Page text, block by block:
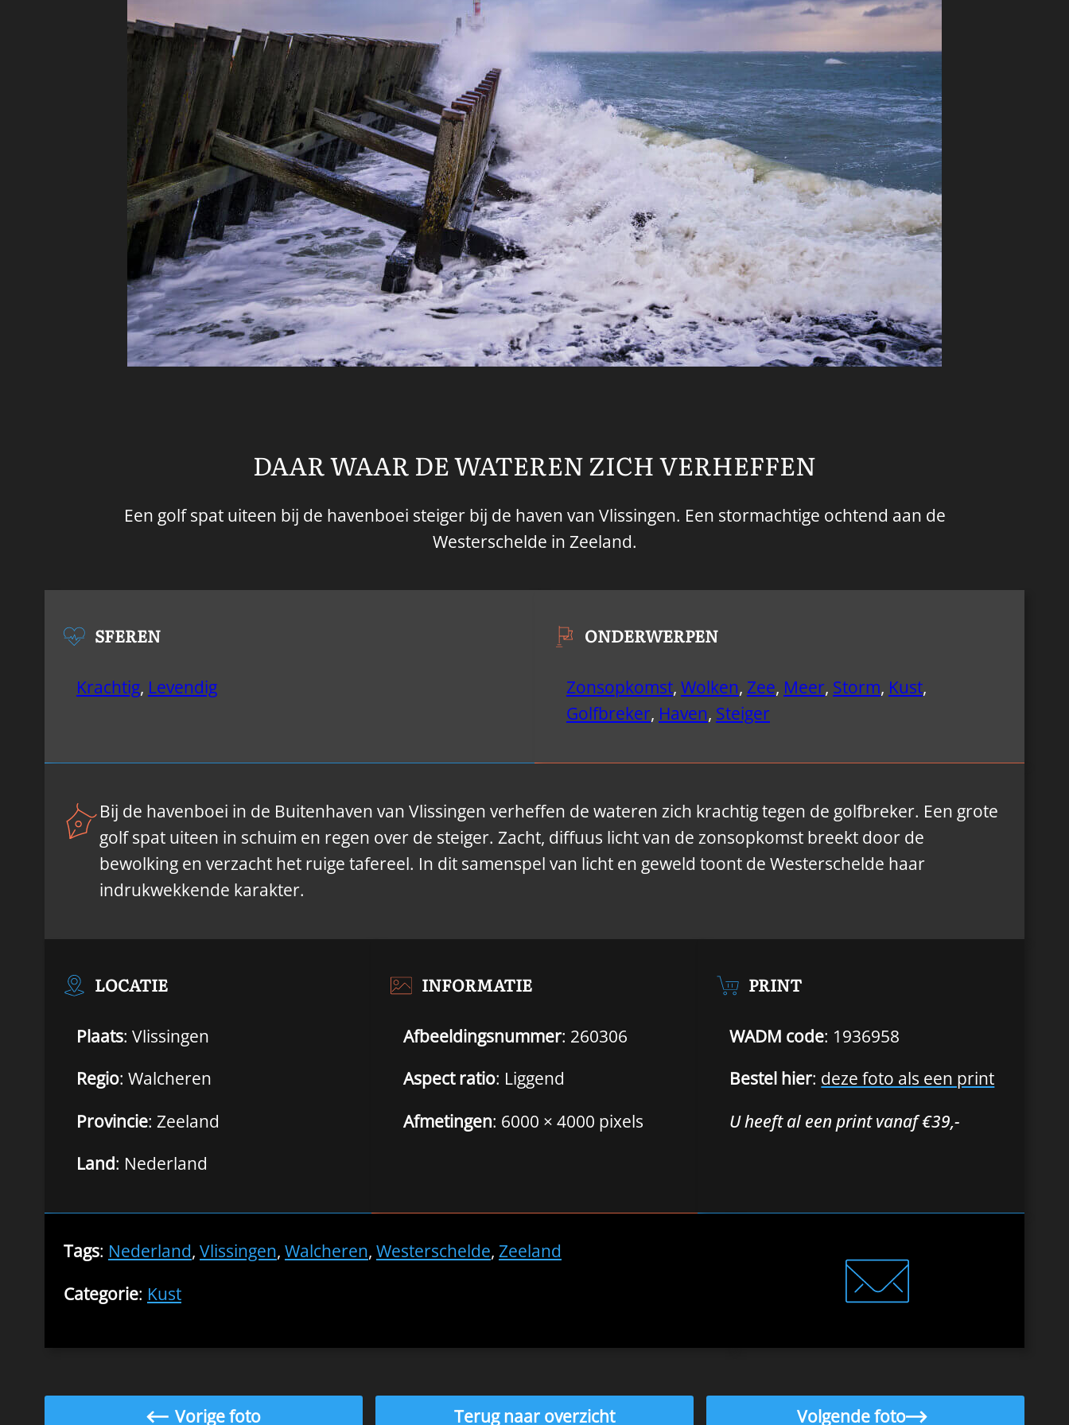
DAAR WAAR DE WATEREN ZICH VERHEFFEN
Een golf spat uiteen bij de havenboei steiger bij de haven van Vlissingen. Een stormachtige ochtend aan de
Westerschelde in Zeeland.
SFEREN
Krachtig, Levendig
ONDERWERPEN
Zonsopkomst, Wolken, Zee, Meer, Storm, Kust,
Golfbreker, Haven, Steiger
Bij de havenboei in de Buitenhaven van Vlissingen verheffen de wateren zich krachtig tegen de golfbreker. Een grote
golf spat uiteen in schuim en regen over de steiger. Zacht, diffuus licht van de zonsopkomst breekt door de
bewolking en verzacht het ruige tafereel. In dit samenspel van licht en geweld toont de Westerschelde haar
indrukwekkende karakter.
LOCATIE
Plaats: Vlissingen
Regio: Walcheren
Provincie: Zeeland
Land: Nederland
INFORMATIE
Afbeeldingsnummer: 260306
Aspect ratio: Liggend
Afmetingen: 6000 × 4000 pixels
PRINT
WADM code: 1936958
Bestel hier: deze foto als een print
U heeft al een print vanaf €39,-
Tags: Nederland, Vlissingen, Walcheren, Westerschelde, Zeeland
Categorie: Kust
Vorige foto Terug naar overzicht Volgende foto